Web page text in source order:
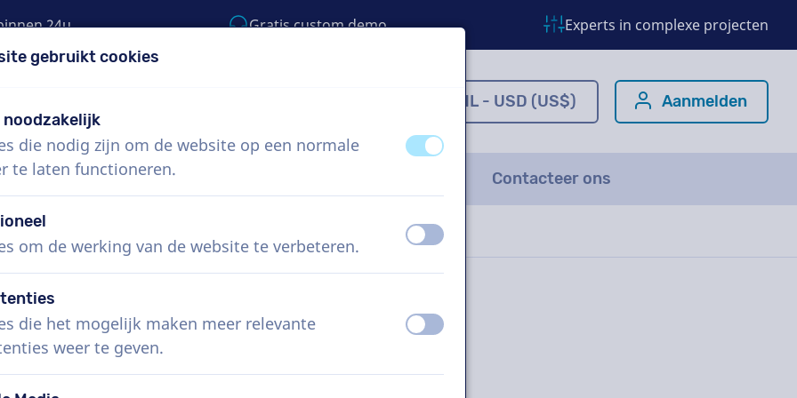
24u Gratis custom demo Experts in complexe projecten
NL - USD (US$) Aanmelden
ons Hoe werkt het? Contacteer ons
gebruikt cookies
die nodig zijn om de website op een normale
te laten functioneren.
uit aan
om de werking van de website te verbeteren. uit aan
die het mogelijk maken meer relevante
weer te geven.
uit aan